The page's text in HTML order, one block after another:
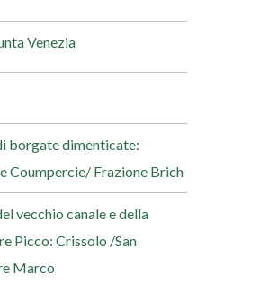
Venezia
borgate dimenticate:
Coumpercie/ Frazione Brich
vecchio canale e della
Picco: Crissolo /San
Marco